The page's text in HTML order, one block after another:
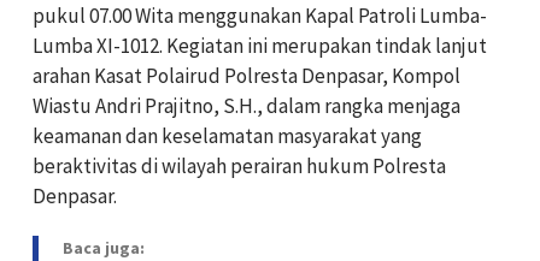
pukul 07.00 Wita menggunakan Kapal Patroli Lumba-
Lumba XI-1012. Kegiatan ini merupakan tindak lanjut
arahan Kasat Polairud Polresta Denpasar, Kompol
Wiastu Andri Prajitno, S.H., dalam rangka menjaga
keamanan dan keselamatan masyarakat yang
beraktivitas di wilayah perairan hukum Polresta
Denpasar.
Baca juga: